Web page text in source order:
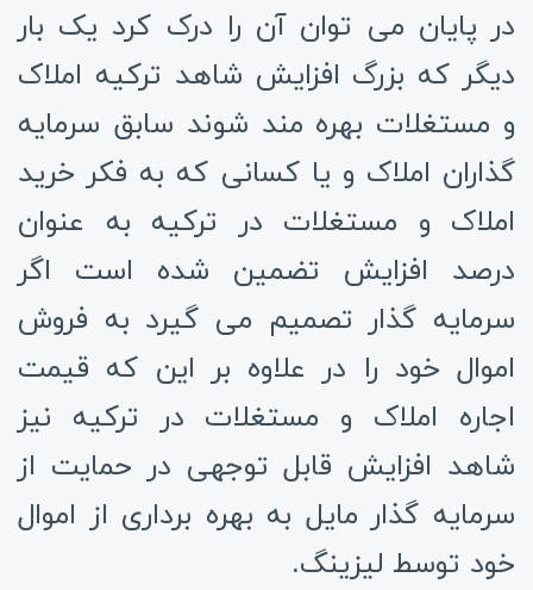
در پایان می توان آن را درک کرد یک بار
دیگر که بزرگ افزایش شاهد ترکیه املاک
و مستغلات بهره مند شوند سابق سرمایه
گذاران املاک و یا کسانی که به فکر خرید
املاک و مستغلات در ترکیه به عنوان
درصد افزایش تضمین شده است اگر
سرمایه گذار تصمیم می گیرد به فروش
اموال خود را در علاوه بر این که قیمت
اجاره املاک و مستغلات در ترکیه نیز
شاهد افزایش قابل توجهی در حمایت از
سرمایه گذار مایل به بهره برداری از اموال
خود توسط لیزینگ.